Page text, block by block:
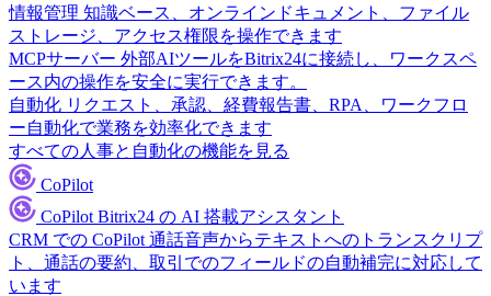
情報管理 知識ベース、オンラインドキュメント、ファイル
ストレージ、アクセス権限を操作できます
MCPサーバー 外部AIツールをBitrix24に接続し、ワークスペ
ース内の操作を安全に実行できます。
自動化 リクエスト、承認、経費報告書、RPA、ワークフロ
ー自動化で業務を効率化できます
すべての人事と自動化の機能を見る
CoPilot
CoPilot Bitrix24 の AI 搭載アシスタント
CRM での CoPilot 通話音声からテキストへのトランスクリプ
ト、通話の要約、取引でのフィールドの自動補完に対応して
います